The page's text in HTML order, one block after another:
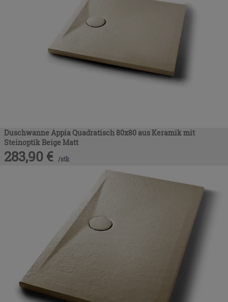
Duschwanne Appia Quadratisch 80x80 aus Keramik mit
Steinoptik Beige Matt
283,90 € /stk